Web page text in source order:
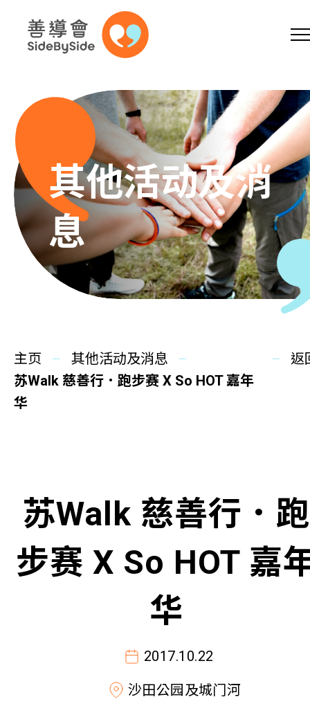
跳到内容（按回车键）
A A EN繁 简
主页
本会服务
慈善活动
联络我们
其他活动及消
息
主页
其他活动及消息
苏Walk 慈善行．跑步赛 X So HOT 嘉年
华
返
苏Walk 慈善行．跑
步赛 X So HOT 嘉
华
2017.10.22
沙田公园及城门河